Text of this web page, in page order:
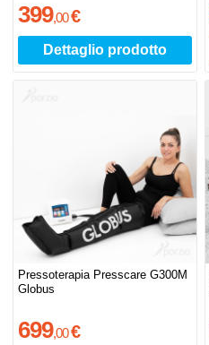
399,00€
Dettaglio prodotto
Pressoterapia Presscare G300M
Globus
699,00€